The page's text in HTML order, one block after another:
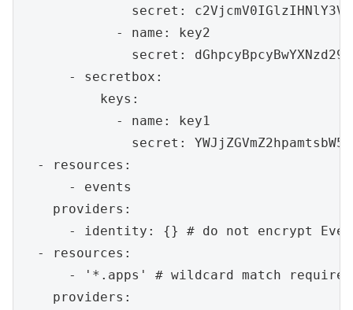
secret:
            - name: key2
secret:
      - secretbox:
          keys:
            - name: key1
secret:
  - resources:
      - events
    providers:
- identity: {} # do not encrypt
  - resources:
- '*.apps' # wildcard match
    providers: